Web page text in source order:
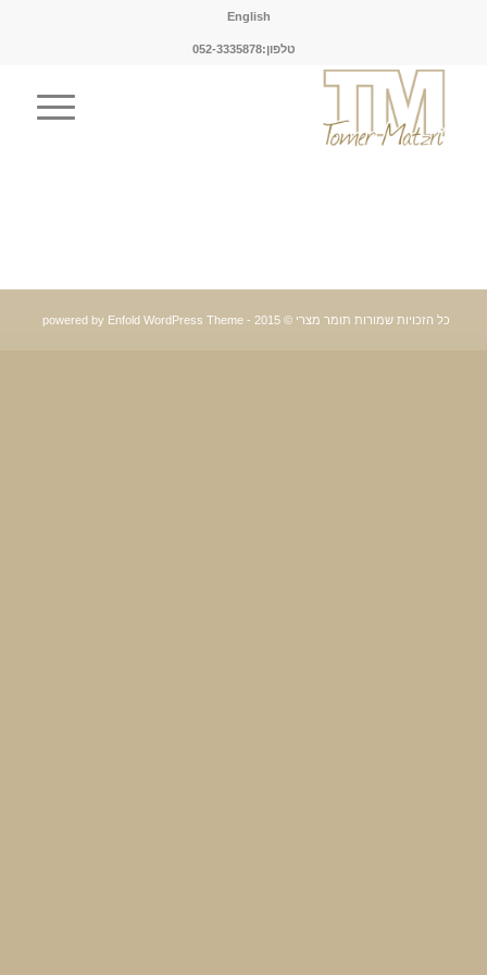
English
טלפון:052-3335878
כל הזכויות שמורות תומר מצרי © 2015 - powered by Enfold WordPress Theme